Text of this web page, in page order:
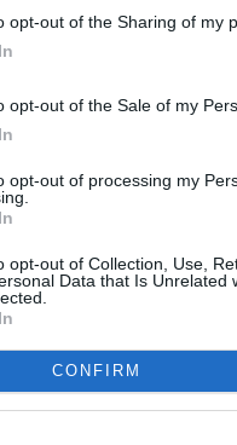
opt-out of the Sharing of my
opt-out of the Sale of my
opt-out of processing my
opt-out of Collection, Use,
Data that Is Unrelated
CONFIRM
con arco y elaboración
Igualmente, las personas
Festivales de Agosto y
un cinefórum y con
a la excavación y las
municipal Antonio
Calvo, se encargará
libre, una persona
se
pies de La Mota, a
las labores se
interés, en la línea de
centro de
iniciativa Urbana II.